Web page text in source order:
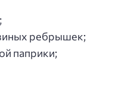
ребрышек;
паприки;